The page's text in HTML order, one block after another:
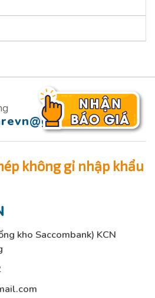
không gỉ nhập khẩu
kho Saccombank) KCN